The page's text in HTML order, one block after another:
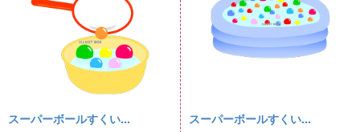
スーパーボールすくい... スーパーボールすくい...